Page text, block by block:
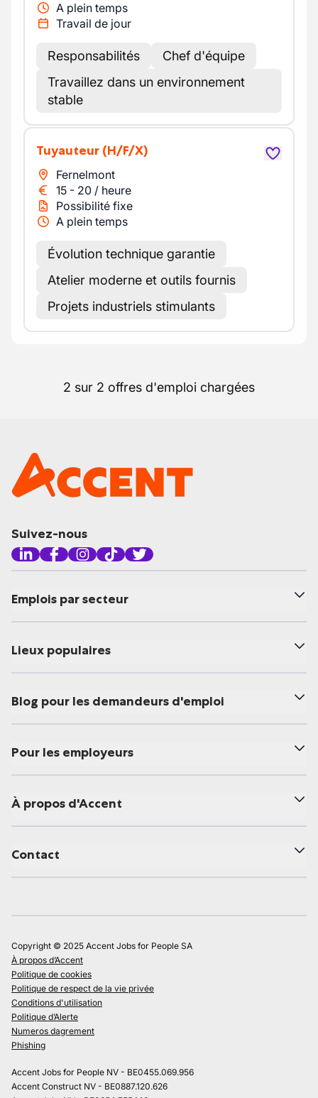
A plein temps
Travail de jour
Responsabilités
Chef d'équipe
Travaillez dans un environnement
stable
Tuyauteur (H/F/X)
Fernelmont
15 - 20 / heure
Possibilité fixe
A plein temps
Évolution technique garantie
Atelier moderne et outils fournis
Projets industriels stimulants
2 sur 2 offres d'emploi chargées
Suivez-nous
Emplois par secteur
Lieux populaires
Blog pour les demandeurs d'emploi
Pour les employeurs
À propos d'Accent
Contact
Copyright © 2025 Accent Jobs for People SA
À propos d’Accent
Politique de cookies
Politique de respect de la vie privée
Conditions d'utilisation
Politique d’Alerte
Numeros dagrement
Phishing
Accent Jobs for People NV - BE0455.069.956
Accent Construct NV - BE0887.120.626